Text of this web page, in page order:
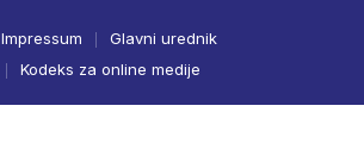
Impressum
Glavni urednik
Kodeks za online medije